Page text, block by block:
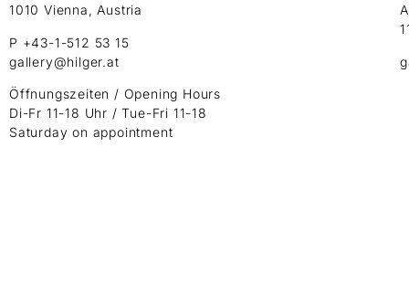
1010 Vienna, Austria
P +43-1-512 53 15
gallery@hilger.at
Öffnungszeiten / Opening Hours
Di-Fr 11-18 Uhr / Tue-Fri 11-18
Saturday on appointment